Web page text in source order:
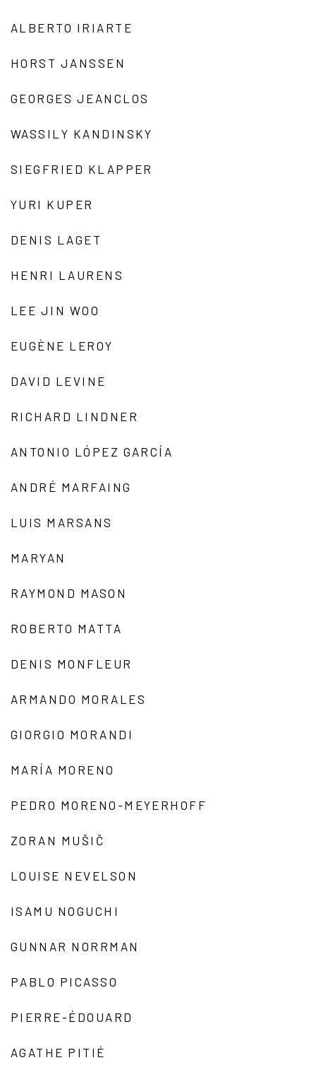
ALBERTO IRIARTE
HORST JANSSEN
GEORGES JEANCLOS
WASSILY KANDINSKY
SIEGFRIED KLAPPER
YURI KUPER
DENIS LAGET
HENRI LAURENS
LEE JIN WOO
EUGÈNE LEROY
DAVID LEVINE
RICHARD LINDNER
ANTONIO LÓPEZ GARCÍA
ANDRÉ MARFAING
LUIS MARSANS
MARYAN
RAYMOND MASON
ROBERTO MATTA
DENIS MONFLEUR
ARMANDO MORALES
GIORGIO MORANDI
MARÍA MORENO
PEDRO MORENO-MEYERHOFF
ZORAN MUŠIČ
LOUISE NEVELSON
ISAMU NOGUCHI
GUNNAR NORRMAN
PABLO PICASSO
PIERRE-ÉDOUARD
AGATHE PITIÉ